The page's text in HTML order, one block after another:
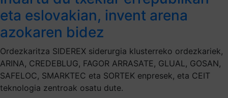
eta eslovakian, invent arena
azokaren bidez
Ordezkaritza SIDEREX siderurgia klusterreko ordezkariek,
ARINA, CREDEBLUG, FAGOR ARRASATE, GLUAL, GOSAN,
SAFELOC, SMARKTEC eta SORTEK enpresek, eta CEIT
teknologia zentroak osatu dute.